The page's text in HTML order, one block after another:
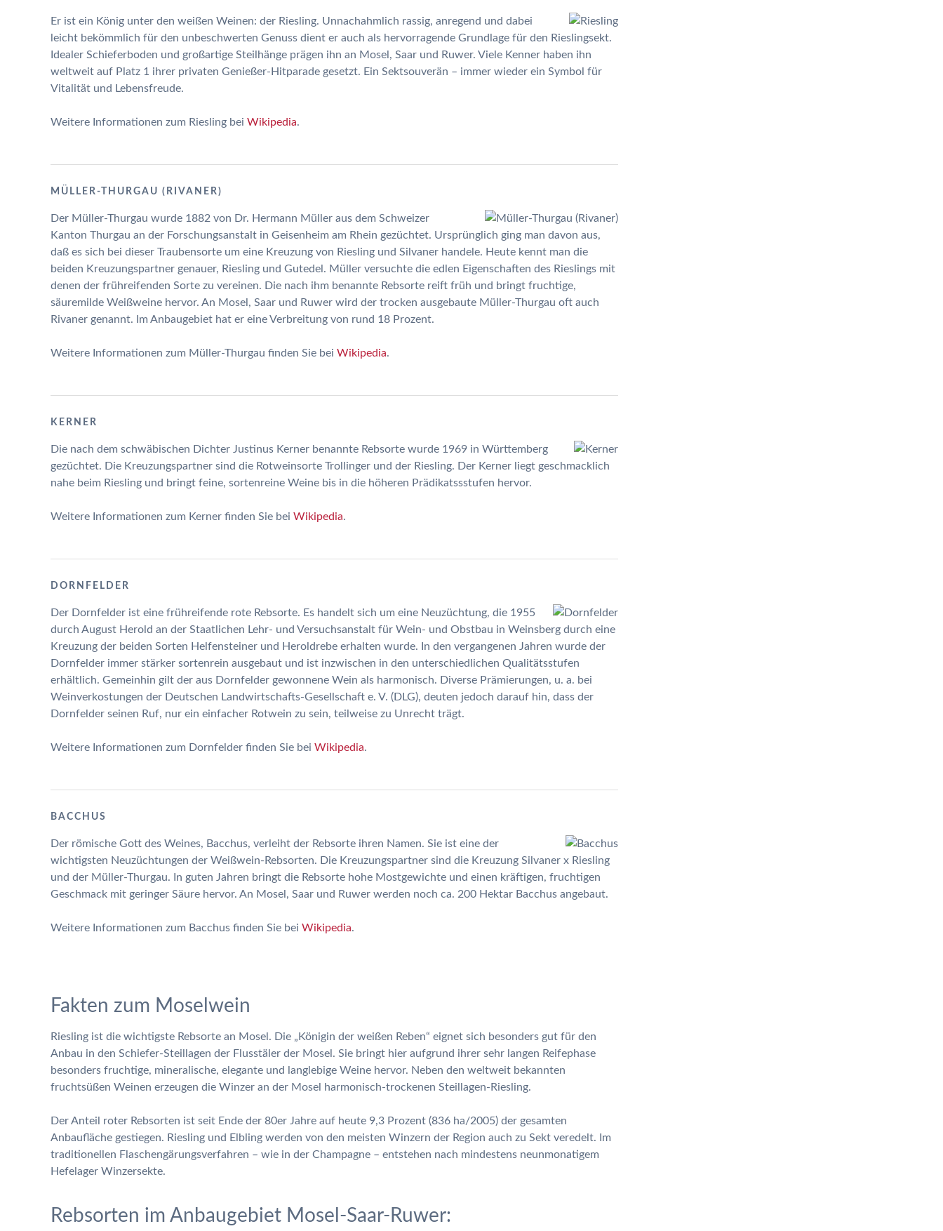
Er ist ein König unter den weißen Weinen: der Riesling. Unnachahmlich rassig, anregend und dabei
leicht bekömmlich für den unbeschwerten Genuss dient er auch als hervorragende Grundlage für den Rieslingsekt.
Idealer Schieferboden und großartige Steilhänge prägen ihn an Mosel, Saar und Ruwer. Viele Kenner haben ihn
weltweit auf Platz 1 ihrer privaten Genießer-Hitparade gesetzt. Ein Sektsouverän – immer wieder ein Symbol für
Vitalität und Lebensfreude.
Weitere Informationen zum Riesling bei Wikipedia.
MÜLLER-THURGAU (RIVANER)
Der Müller-Thurgau wurde 1882 von Dr. Hermann Müller aus dem Schweizer
Kanton Thurgau an der Forschungsanstalt in Geisenheim am Rhein gezüchtet. Ursprünglich ging man davon aus,
daß es sich bei dieser Traubensorte um eine Kreuzung von Riesling und Silvaner handele. Heute kennt man die
beiden Kreuzungspartner genauer, Riesling und Gutedel. Müller versuchte die edlen Eigenschaften des Rieslings mit
denen der frühreifenden Sorte zu vereinen. Die nach ihm benannte Rebsorte reift früh und bringt fruchtige,
säuremilde Weißweine hervor. An Mosel, Saar und Ruwer wird der trocken ausgebaute Müller-Thurgau oft auch
Rivaner genannt. Im Anbaugebiet hat er eine Verbreitung von rund 18 Prozent.
Weitere Informationen zum Müller-Thurgau finden Sie bei Wikipedia.
KERNER
Die nach dem schwäbischen Dichter Justinus Kerner benannte Rebsorte wurde 1969 in Württemberg
gezüchtet. Die Kreuzungspartner sind die Rotweinsorte Trollinger und der Riesling. Der Kerner liegt geschmacklich
nahe beim Riesling und bringt feine, sortenreine Weine bis in die höheren Prädikatssstufen hervor.
Weitere Informationen zum Kerner finden Sie bei Wikipedia.
DORNFELDER
Der Dornfelder ist eine frühreifende rote Rebsorte. Es handelt sich um eine Neuzüchtung, die 1955
durch August Herold an der Staatlichen Lehr- und Versuchsanstalt für Wein- und Obstbau in Weinsberg durch eine
Kreuzung der beiden Sorten Helfensteiner und Heroldrebe erhalten wurde. In den vergangenen Jahren wurde der
Dornfelder immer stärker sortenrein ausgebaut und ist inzwischen in den unterschiedlichen Qualitätsstufen
erhältlich. Gemeinhin gilt der aus Dornfelder gewonnene Wein als harmonisch. Diverse Prämierungen, u. a. bei
Weinverkostungen der Deutschen Landwirtschafts-Gesellschaft e. V. (DLG), deuten jedoch darauf hin, dass der
Dornfelder seinen Ruf, nur ein einfacher Rotwein zu sein, teilweise zu Unrecht trägt.
Weitere Informationen zum Dornfelder finden Sie bei Wikipedia.
BACCHUS
Der römische Gott des Weines, Bacchus, verleiht der Rebsorte ihren Namen. Sie ist eine der
wichtigsten Neuzüchtungen der Weißwein-Rebsorten. Die Kreuzungspartner sind die Kreuzung Silvaner x Riesling
und der Müller-Thurgau. In guten Jahren bringt die Rebsorte hohe Mostgewichte und einen kräftigen, fruchtigen
Geschmack mit geringer Säure hervor. An Mosel, Saar und Ruwer werden noch ca. 200 Hektar Bacchus angebaut.
Weitere Informationen zum Bacchus finden Sie bei Wikipedia.
Fakten zum Moselwein
Riesling ist die wichtigste Rebsorte an Mosel. Die „Königin der weißen Reben“ eignet sich besonders gut für den
Anbau in den Schiefer-Steillagen der Flusstäler der Mosel. Sie bringt hier aufgrund ihrer sehr langen Reifephase
besonders fruchtige, mineralische, elegante und langlebige Weine hervor. Neben den weltweit bekannten
fruchtsüßen Weinen erzeugen die Winzer an der Mosel harmonisch-trockenen Steillagen-Riesling.
Der Anteil roter Rebsorten ist seit Ende der 80er Jahre auf heute 9,3 Prozent (836 ha/2005) der gesamten
Anbaufläche gestiegen. Riesling und Elbling werden von den meisten Winzern der Region auch zu Sekt veredelt. Im
traditionellen Flaschengärungsverfahren – wie in der Champagne – entstehen nach mindestens neunmonatigem
Hefelager Winzersekte.
Rebsorten im Anbaugebiet Mosel-Saar-Ruwer: